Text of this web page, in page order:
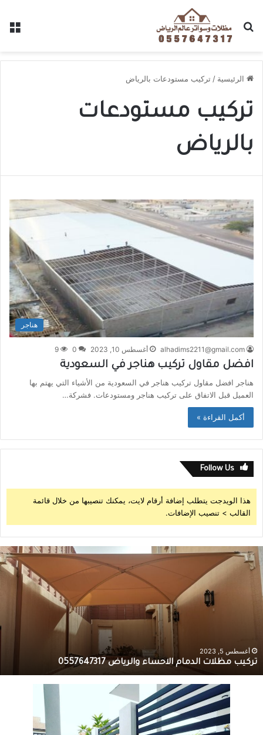
الرئيسية / تركيب مستودعات بالرياض
تركيب مستودعات
بالرياض
هناجر
alhadims2211@gmail.com أغسطس 10, 2023 0
9
افضل مقاول تركيب هناجر في السعودية
هناجر افضل مقاول تركيب هناجر في السعودية من الأشياء التي يهتم بها
العميل قبل الاتفاق على تركيب هناجر ومستودعات. فشركة…
أكمل القراءة »
Follow Us
هذا الويدجت يتطلب إضافة أرقام لايت، يمكنك تنصيبها من خلال قائمة
القالب > تنصيب الإضافات.
أغسطس 5, 2023
تركيب مظلات الدمام الاحساء والرياض 0557647317